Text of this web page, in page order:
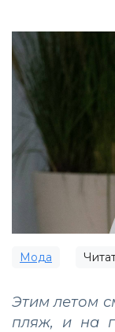
Мода
Этим летом
пляж, и на